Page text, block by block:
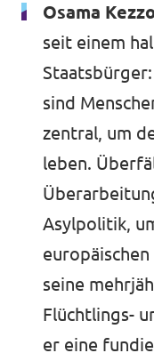
Osama
seit einem
sind
zentral, um
leben.
Asylpolitik,
seine
Flüchtlings-
er eine